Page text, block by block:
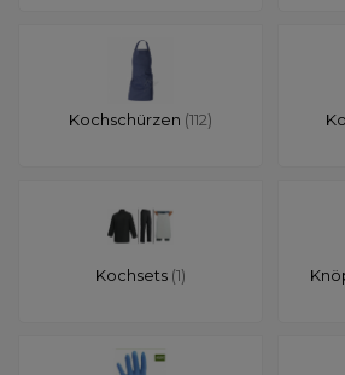
Kochschürzen (112)
Kochsets (1)